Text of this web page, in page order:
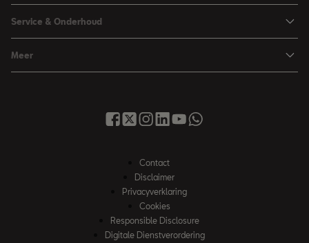
Leon Sportstourer
Ateca
Zakelijk rijden
Hybride rijden
Over SEAT
Proefrit aanvragen
Service & Onderhoud
Meer
SEAT Financial Services
Informatie voor universele autobedrijven
Contact
Disclaimer
Privacyverklaring
Cookies
Responsible Disclosure
Digitale Dienstverordering